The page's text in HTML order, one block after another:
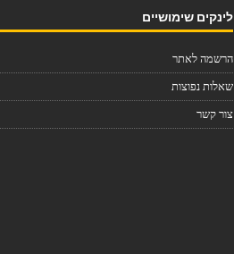
לינקים שימושיים
הרשמה לאתר
שאלות נפוצות
צור קשר